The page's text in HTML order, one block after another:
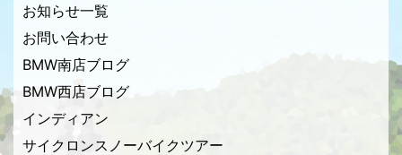
お知らせ一覧
お問い合わせ
BMW南店ブログ
BMW西店ブログ
インディアン
サイクロンスノーバイクツアー